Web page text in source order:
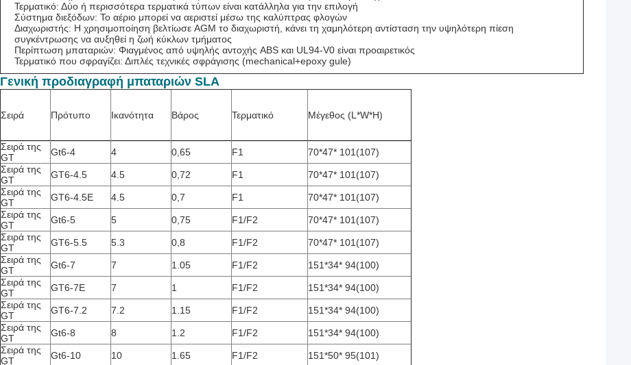
Τερματικό: Δύο ή περισσότερα τερματικά τύπων είναι κατάλληλα για την επιλογή
Σύστημα διεξόδων: Το αέριο μπορεί να αεριστεί μέσω της καλύπτρας φλογών
Διαχωριστής: Η χρησιμοποίηση βελτίωσε AGM το διαχωριστή, κάνει τη χαμηλότερη αντίσταση την υψηλότερη πίεση
συγκέντρωσης να αυξηθεί η ζωή κύκλων τμήματος
Περίπτωση μπαταριών: Φιαγμένος από υψηλής αντοχής ABS και UL94-V0 είναι προαιρετικός
Τερματικό που σφραγίζει: Διπλές τεχνικές σφράγισης (mechanical+epoxy gule)
Γενική προδιαγραφή μπαταριών SLA
Σειρά Πρότυπο Ικανότητα Βάρος Τερματικό Μέγεθος (L*W*H)
Σειρά της
GT
Gt6-4 4 0,65 F1
70*47* 101(107)
Σειρά της
GT
GT6-4.5 4.5 0,72 F1
70*47* 101(107)
Σειρά της
GT
GT6-4.5E 4.5 0,7 F1
70*47* 101(107)
Σειρά της
GT
Gt6-5 5 0,75 F1/F2
70*47* 101(107)
Σειρά της
GT
GT6-5.5 5.3 0,8 F1/F2
70*47* 101(107)
Σειρά της
GT
Gt6-7 7 1.05 F1/F2
151*34* 94(100)
Σειρά της
GT
GT6-7E 7 1 F1/F2
151*34* 94(100)
Σειρά της
GT
GT6-7.2 7.2 1.15 F1/F2
151*34* 94(100)
Σειρά της
GT
Gt6-8 8 1.2 F1/F2
151*34* 94(100)
Σειρά της
GT
Gt6-10 10 1.65 F1/F2
151*50* 95(101)